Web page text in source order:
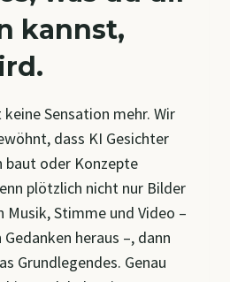
kannst,
Sensation mehr. Wir
dass KI Gesichter
baut oder Konzepte
plötzlich nicht nur Bilder
Musik, Stimme und Video –
heraus –, dann
Grundlegendes. Genau